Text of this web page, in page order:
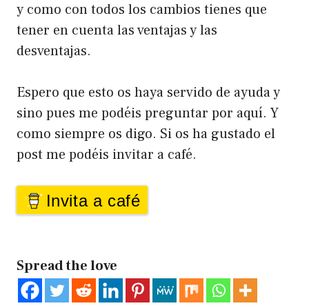
y como con todos los cambios tienes que
tener en cuenta las ventajas y las
desventajas.
Espero que esto os haya servido de ayuda y
sino pues me podéis preguntar por aquí. Y
como siempre os digo. Si os ha gustado el
post me podéis invitar a café.
Invita a café
Spread the love